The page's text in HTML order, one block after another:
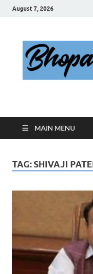
August 7, 2026
Bhopal
MAIN MENU
TAG: SHIVAJI